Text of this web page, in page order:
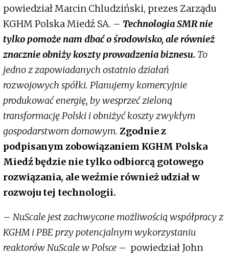
powiedział Marcin Chludziński, prezes Zarządu
KGHM Polska Miedź SA. – Technologia SMR nie
tylko pomoże nam dbać o środowisko, ale również
znacznie obniży koszty prowadzenia biznesu. To
jedno z zapowiadanych ostatnio działań
rozwojowych spółki. Planujemy komercyjnie
produkować energię, by wesprzeć zieloną
transformację Polski i obniżyć koszty zwykłym
gospodarstwom domowym. Zgodnie z
podpisanym zobowiązaniem KGHM Polska
Miedź będzie nie tylko odbiorcą gotowego
rozwiązania, ale weźmie również udział w
rozwoju tej technologii.
– NuScale jest zachwycone możliwością współpracy z
KGHM i PBE przy potencjalnym wykorzystaniu
reaktorów NuScale w Polsce – powiedział John